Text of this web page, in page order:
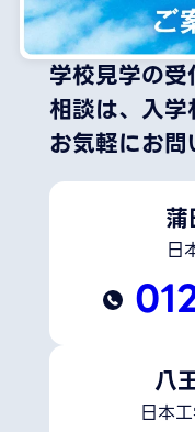
学校見学の
相談は、 入学
お気軽にお問
日
八
日本